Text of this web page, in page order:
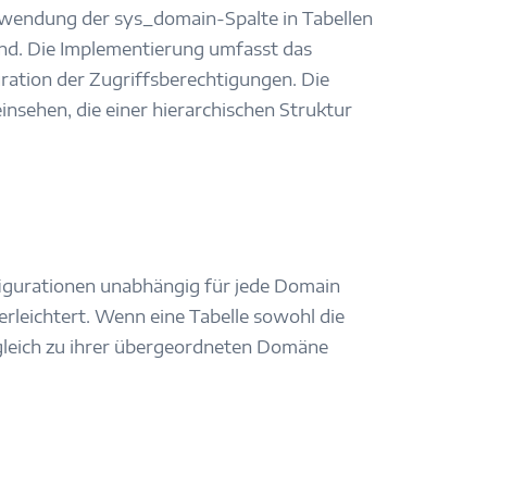
der sys_domain-Spalte in Tabellen
Die Implementierung umfasst das
der Zugriffsberechtigungen. Die
die einer hierarchischen Struktur
unabhängig für jede Domain
Wenn eine Tabelle sowohl die
zu ihrer übergeordneten Domäne